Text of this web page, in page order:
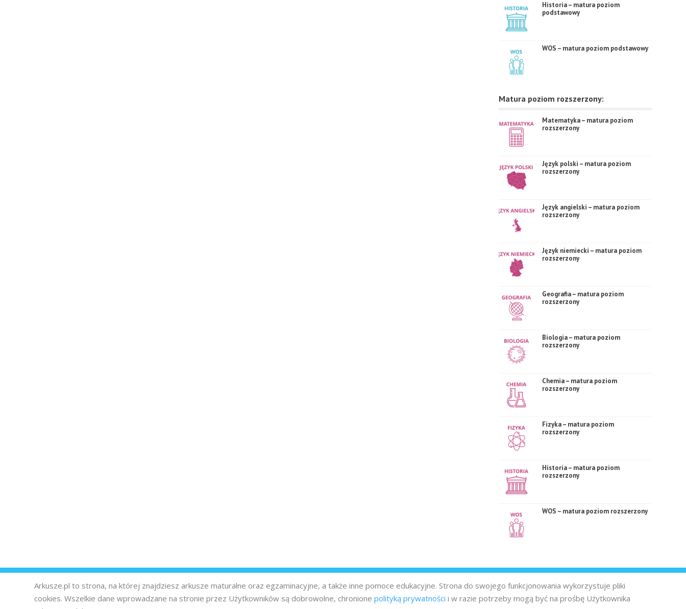
Historia – matura poziom
podstawowy
WOS – matura poziom podstawowy
Matura poziom rozszerzony:
Matematyka – matura poziom
rozszerzony
Język polski – matura poziom
rozszerzony
Język angielski – matura poziom
rozszerzony
Język niemiecki – matura poziom
rozszerzony
Geografia – matura poziom
rozszerzony
Biologia – matura poziom
rozszerzony
Chemia – matura poziom
rozszerzony
Fizyka – matura poziom
rozszerzony
Historia – matura poziom
rozszerzony
WOS – matura poziom rozszerzony
Arkusze.pl to strona, na której znajdziesz arkusze maturalne oraz egzaminacyjne, a także inne pomoce edukacyjne. Strona do swojego funkcjonowania wykorzystuje pliki
cookies. Wszelkie dane wprowadzane na stronie przez Użytkowników są dobrowolne, chronione polityką prywatności i w razie potrzeby mogą być na prośbę Użytkownika